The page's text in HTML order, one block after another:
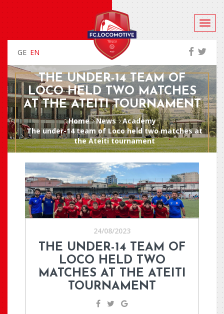
GE EN
THE UNDER-14 TEAM OF
LOCO HELD TWO MATCHES
AT THE ATEITI TOURNAMENT
Home News
Academy
The under-14 team of Loco held two matches at
the Ateiti tournament
24/08/2023
THE UNDER-14 TEAM OF
LOCO HELD TWO
MATCHES AT THE ATEITI
TOURNAMENT